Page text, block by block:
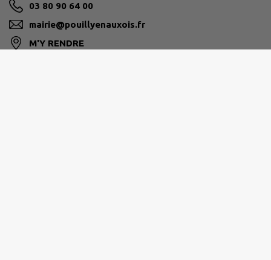
03 80 90 64 00
mairie@pouillyenauxois.fr
M'Y RENDRE